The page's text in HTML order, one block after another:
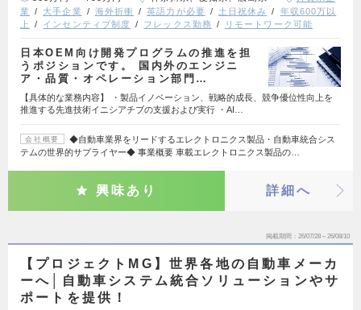
業
大手企業 海外折衝 英語力が必要 土日祝休み
年収600万以
上
インセンティブ制度 フレックス勤務 リモートワーク可能
日本OEM向け開発プログラムの推進を担
うポジションです。 国内外のエンジニ
ア・品質・オペレーション部門…
【具体的な業務内容】 ・製品イノベーション、戦略的成長、競争優位性向上を
推進する先進技術イニシアチブの支援および実行 ・AI…
会社概要
◆自動車業界をリードするエレクトロニクス製品・自動車統合シス
テムの世界的サプライヤー◆ 事業概要 車載エレクトロニクス製品の…
興味あり 詳細へ
掲載期間 26/07/28～26/08/10
【プロジェクトMG】世界各地の自動車メーカ
ーへ│自動車システム統合ソリューションやサ
ポートを提供！